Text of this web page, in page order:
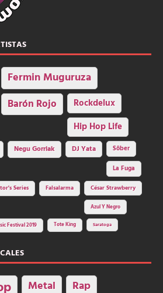
Fermin Muguruza
Barón Rojo Rockdelux
Hip Hop Life
Negu Gorriak DJ Yata
Sôber
La Fuga
Series Falsalarma César Strawberry
Azul Y Negro
Festival 2019 Tote King Saratoga
Metal Rap